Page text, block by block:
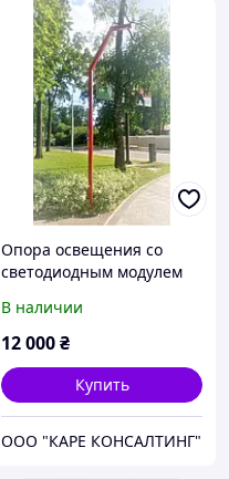
Опора освещения со
светодиодным модулем
В наличии
12 000₴
Купить
ООО "КАРЕ КОНСАЛТИНГ"